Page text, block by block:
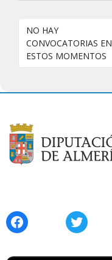
NO HAY
CONVOCATORIAS EN
ESTOS MOMENTOS
FacebookTwitter